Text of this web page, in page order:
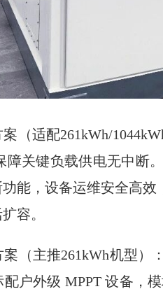
（适配261kWh/
障关键负载供电无中断
能，设备运维安全高
容。
（主推261kWh机型）
户外级 MPPT 设备，